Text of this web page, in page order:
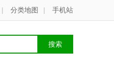
| 分类地图 | 手机站